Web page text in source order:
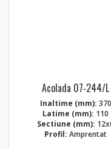
Acolada 07‑244/L
Inaltime (mm): 370
Latime (mm): 110
Sectiune (mm):
Profil: Amprentat